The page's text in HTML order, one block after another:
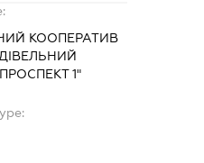
КООПЕРАТИВ
1"